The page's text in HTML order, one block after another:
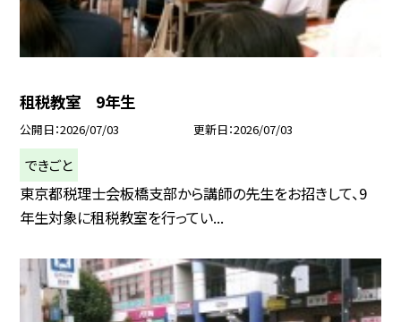
租税教室 9年生
公開日 2026/07/03 更新日 2026/07/03
できごと
東京都税理士会板橋支部から講師の先生をお招きして、9
年生対象に租税教室を行ってい...